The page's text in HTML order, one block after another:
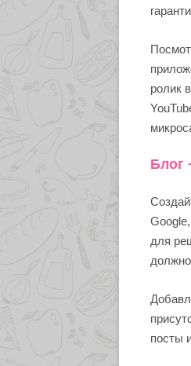
ролик
Блог
для
посты